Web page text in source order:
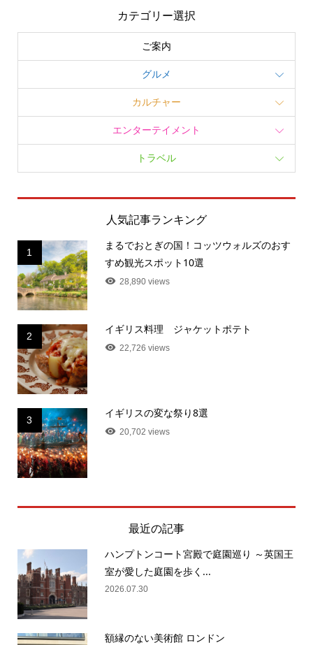
カテゴリー選択
ご案内
グルメ
カルチャー
エンターテイメント
トラベル
人気記事ランキング
1
まるでおとぎの国！コッツウォルズのおす
すめ観光スポット10選
28,890 views
2
イギリス料理 ジャケットポテト
22,726 views
3
イギリスの変な祭り8選
20,702 views
最近の記事
ハンプトンコート宮殿で庭園巡り ～英国王
室が愛した庭園を歩く...
2026.07.30
額縁のない美術館 ロンドン